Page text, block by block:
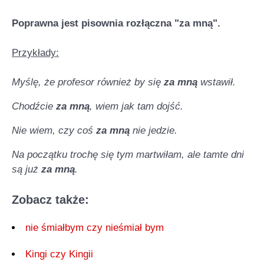
Poprawna jest pisownia rozłączna "za mną".
Przykłady:
Myślę, że profesor również by się za mną wstawił.
Chodźcie za mną, wiem jak tam dojść.
Nie wiem, czy coś za mną nie jedzie.
Na początku trochę się tym martwiłam, ale tamte dni
są już za mną.
Zobacz także:
nie śmiałbym czy nieśmiał bym
Kingi czy Kingii